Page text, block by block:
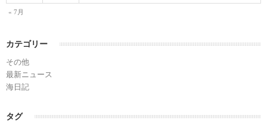
« 7月
カテゴリー
その他
最新ニュース
海日記
タグ